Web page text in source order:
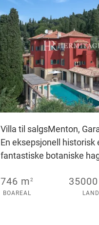
Villa til salgsMenton,
En eksepsjonell historisk
fantastiske botaniske
746 m2
BOAREAL LAND